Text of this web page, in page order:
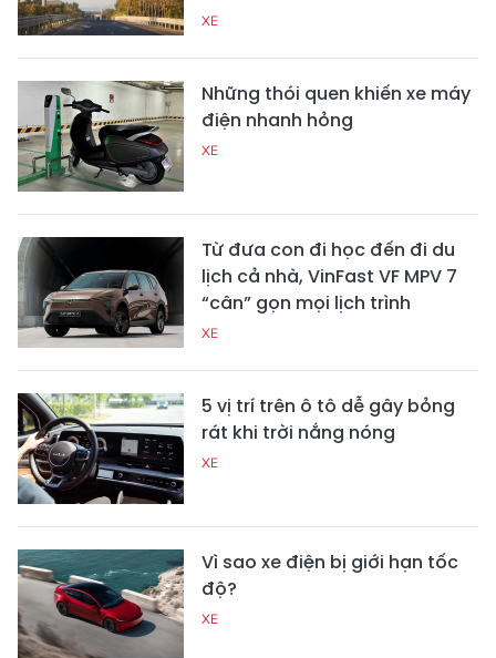
XE
Những thói quen khiến xe máy
điện nhanh hỏng
XE
Từ đưa con đi học đến đi du
lịch cả nhà, VinFast VF MPV 7
“cân” gọn mọi lịch trình
XE
5 vị trí trên ô tô dễ gây bỏng
rát khi trời nắng nóng
XE
Vì sao xe điện bị giới hạn tốc
độ?
XE